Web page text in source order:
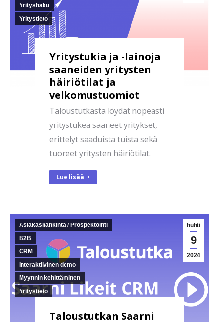
Yrityshaku
Yritystieto
Yritystukia ja -lainoja
saaneiden yritysten
häiriötilat ja
velkomustuomiot
Taloustutkasta löydät nopeasti
yritystukea saaneet yritykset,
erittelyt saaduista tuista sekä
tuoreet yritysten häiriötilat.
Lue lisää
huhti
9
2024
Asiakashankinta / Prospektointi
B2B
CRM
Interaktiivinen demo
Myynnin kehittäminen
Yritystieto
Taloustutkan Saarni